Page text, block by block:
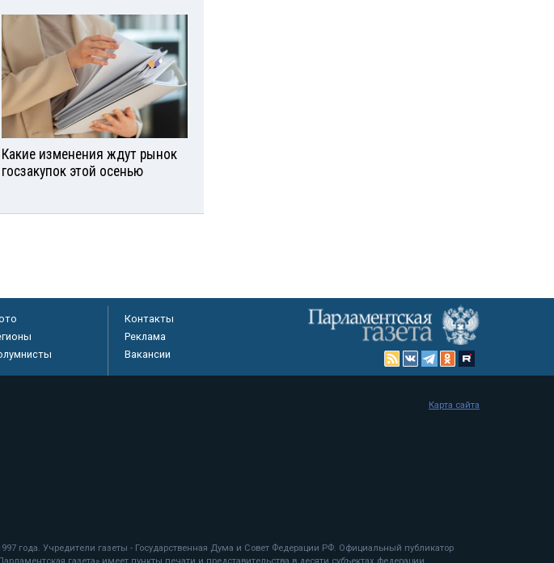
Какие изменения ждут рынок
госзакупок этой осенью
Контакты
Реклама
Вакансии
года. Учредители газеты - Государственная Дума и Совет Федерации РФ. Официальный публикатор
газета» имеет пункты печати и представительства в десяти субъектах федерации.
Карта сайта